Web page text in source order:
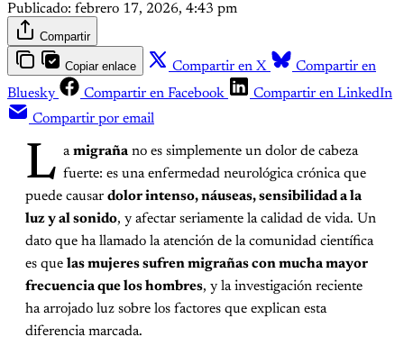
Publicado: febrero 17, 2026, 4:43 pm
Compartir
Copiar enlace Compartir en X
Compartir en
Bluesky
Compartir en Facebook
Compartir en LinkedIn
Compartir por email
L amigraña no es simplemente un dolor de cabeza
fuerte: es una enfermedad neurológica crónica que
puede causar dolor intenso, náuseas, sensibilidad a la
luz y al sonido, y afectar seriamente la calidad de vida. Un
dato que ha llamado la atención de la comunidad científica
es que las mujeres sufren migrañas con mucha mayor
frecuencia que los hombres, y la investigación reciente
ha arrojado luz sobre los factores que explican esta
diferencia marcada.